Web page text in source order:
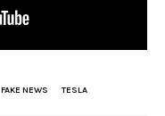
FAKE NEWS TESLA